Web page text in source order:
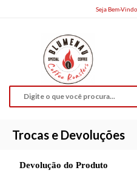
Seja Bem-
Trocas e Devoluções
Devolução do Produto